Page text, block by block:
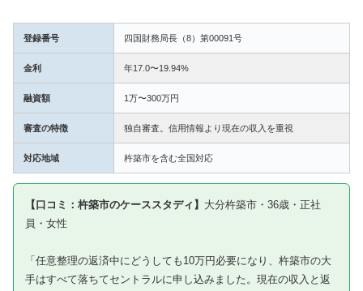
登録番号 四国財務局長（8）第00091号
金利 年17.0〜19.94%
融資額 1万〜300万円
審査の特徴 独自審査。信用情報より現在の収入を重視
対応地域 杵築市を含む全国対応
【口コミ：杵築市のケーススタディ】 大分杵築市・36歳・正社
員・女性
「任意整理の返済中にどうしても10万円必要になり、杵築市の大
手はすべて落ちてセントラルに申し込みました。現在の収入と返